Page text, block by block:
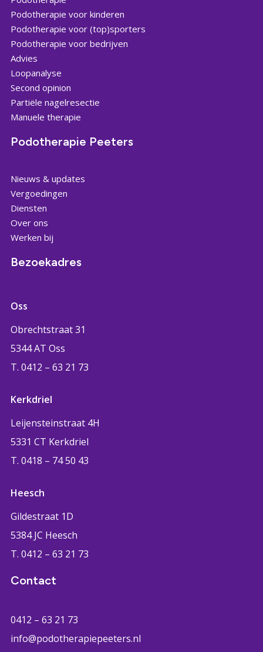
Podotherapie voor kinderen
Podotherapie voor (top)sporters
Podotherapie voor bedrijven
Advies
Loopanalyse
Second opinion
Partiële nagelresectie
Manuele therapie
Podotherapie Peeters
Nieuws & updates
Vergoedingen
Diensten
Over ons
Werken bij
Bezoekadres
Oss
Obrechtstraat 31
5344 AT Oss
T. 0412 – 63 21 73
Kerkdriel
Leijensteinstraat 4H
5331 CT Kerkdriel
T. 0418 – 74 50 43
Heesch
Gildestraat 1D
5384 JC Heesch
T. 0412 – 63 21 73
Contact
0412 – 63 21 73
info@podotherapiepeeters.nl